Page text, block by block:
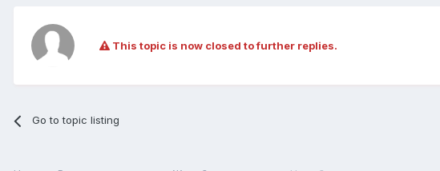
This topic is now closed to further replies.
Go to topic listing